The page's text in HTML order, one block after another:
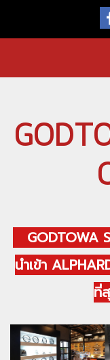
GODTOWA
นำเข้า
ที่